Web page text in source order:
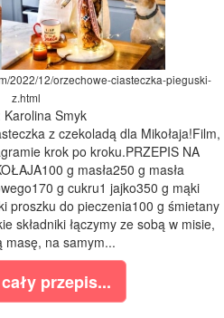
2022/12/orzechowe-ciasteczka-pieguski-
z.html
Karolina Smyk
z czekoladą dla Mikołaja!Film,
krok po kroku.PRZEPIS NA
g masła250 g masła
g cukru1 jajko350 g mąki
proszku do pieczenia100 g śmietany
składniki łączymy ze sobą w misie,
masę, na samym...
przepis...